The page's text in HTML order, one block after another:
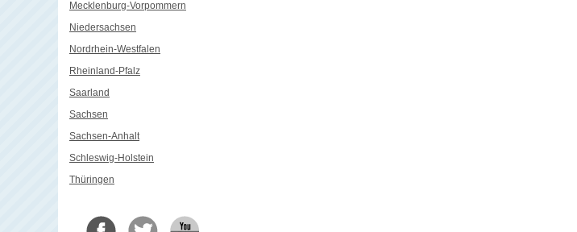
Mecklenburg-Vorpommern
Niedersachsen
Nordrhein-Westfalen
Rheinland-Pfalz
Saarland
Sachsen
Sachsen-Anhalt
Schleswig-Holstein
Thüringen